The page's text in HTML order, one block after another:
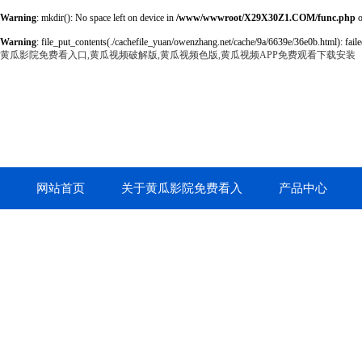
Warning: mkdir(): No space left on device in /www/wwwroot/X29X30Z1.COM/func.php
Warning: file_put_contents(./cachefile_yuan/owenzhang.net/cache/9a/6639e/36e0b.html):
黄瓜影院免费看入口,黄瓜视频破解版,黄瓜视频色版,黄瓜视频APP免费观看下载安装
网站首页 关于黄瓜影院免费看入 产品中心